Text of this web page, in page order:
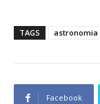
TAGS astronomia
Facebook